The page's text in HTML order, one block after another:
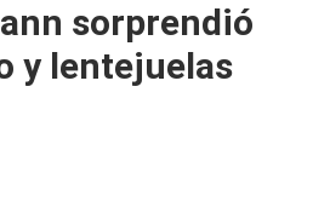
sorprendió
y lentejuelas